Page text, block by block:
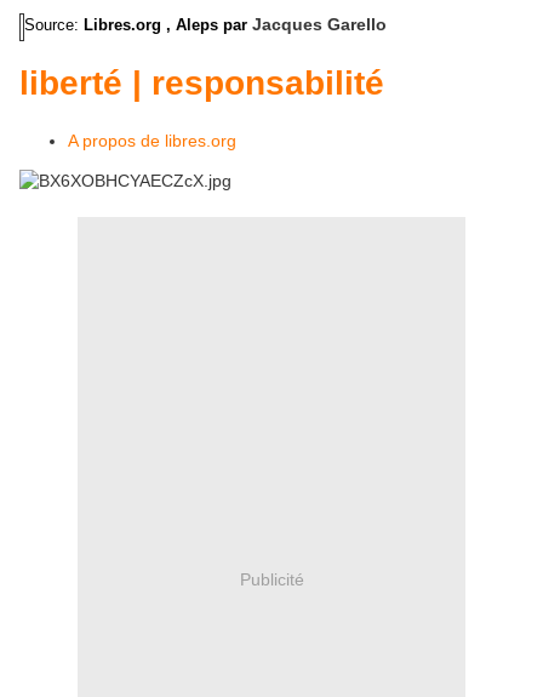
Source: Libres.org , Aleps par Jacques Garello
liberté | responsabilité
A propos de libres.org
Publicité